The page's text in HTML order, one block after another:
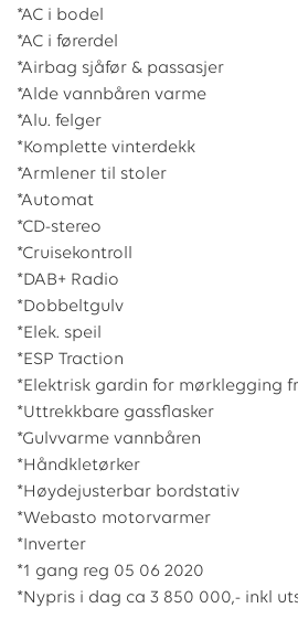
*AC i bodel
*AC i førerdel
*Airbag sjåfør & passasjer
*Alde vannbåren varme
*Alu. felger
*Komplette vinterdekk
*Armlener til stoler
*Automat
*CD-stereo
*Cruisekontroll
*DAB+ Radio
*Dobbeltgulv
*Elek. speil
*ESP Traction
*Elektrisk gardin for mørklegging
*Uttrekkbare gassflasker
*Gulvvarme vannbåren
*Håndkletørker
*Høydejusterbar bordstativ
*Webasto motorvarmer
*Inverter
*1 gang reg 05 06 2020
*Nypris i dag ca 3 850 000,- inkl